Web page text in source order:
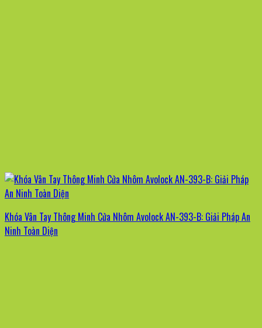
Khóa Vân Tay Thông Minh Cửa Nhôm Avolock AN-393-B: Giải Pháp An
Ninh Toàn Diện